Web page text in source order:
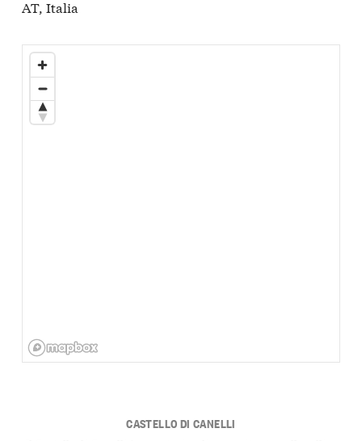
AT, Italia
CASTELLO DI CANELLI